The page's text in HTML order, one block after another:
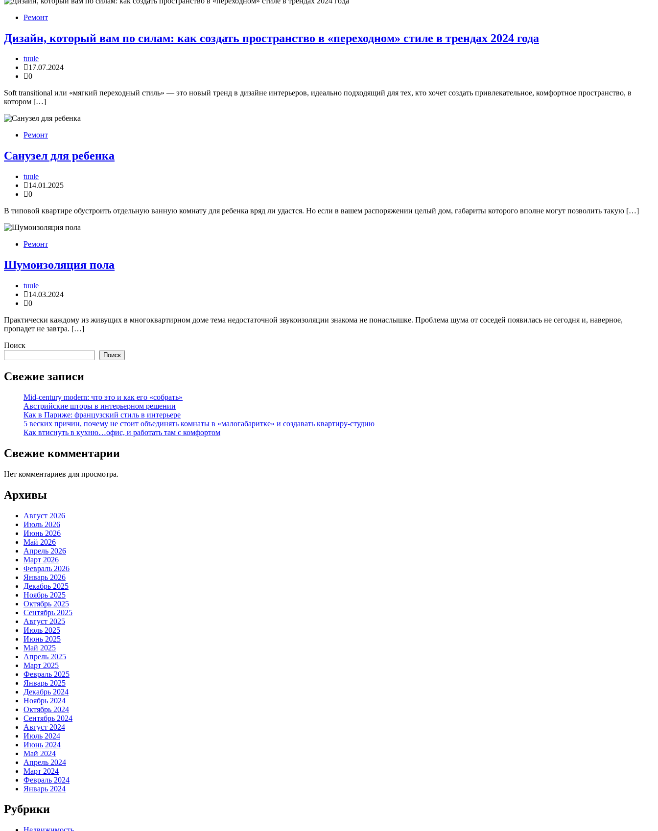
Ремонт
Дизайн, который вам по силам: как создать пространство в «переходном» стиле в трендах 2024 года
tuule
17.07.2024
0
Soft transitional или «мягкий переходный стиль» — это новый тренд в дизайне интерьеров, идеально подходящий для тех, кто хочет создать привлекательное, комфортное пространство, в
котором […]
Ремонт
Санузел для ребенка
tuule
14.01.2025
0
В типовой квартире обустроить отдельную ванную комнату для ребенка вряд ли удастся. Но если в вашем распоряжении целый дом, габариты которого вполне могут позволить такую […]
Ремонт
Шумоизоляция пола
tuule
14.03.2024
0
Практически каждому из живущих в многоквартирном доме тема недостаточной звукоизоляции знакома не понаслышке. Проблема шума от соседей появилась не сегодня и, наверное,
пропадет не завтра. […]
Поиск
Поиск
Свежие записи
Mid-century modern: что это и как его «собрать»
Австрийские шторы в интерьерном решении
Как в Париже: французский стиль в интерьере
5 веских причин, почему не стоит объединять комнаты в «малогабаритке» и создавать квартиру-студию
Как втиснуть в кухню…офис, и работать там с комфортом
Свежие комментарии
Нет комментариев для просмотра.
Архивы
Август 2026
Июль 2026
Июнь 2026
Май 2026
Апрель 2026
Март 2026
Февраль 2026
Январь 2026
Декабрь 2025
Ноябрь 2025
Октябрь 2025
Сентябрь 2025
Август 2025
Июль 2025
Июнь 2025
Май 2025
Апрель 2025
Март 2025
Февраль 2025
Январь 2025
Декабрь 2024
Ноябрь 2024
Октябрь 2024
Сентябрь 2024
Август 2024
Июль 2024
Июнь 2024
Май 2024
Апрель 2024
Март 2024
Февраль 2024
Январь 2024
Рубрики